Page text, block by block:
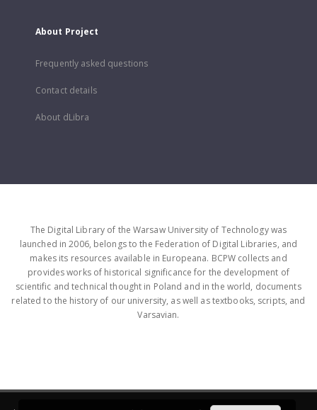
About Project
Frequently asked questions
Contact details
About dLibra
The Digital Library of the Warsaw University of Technology was
launched in 2006, belongs to the Federation of Digital Libraries, and
makes its resources available in Europeana. BCPW collects and
provides works of historical significance for the development of
scientific and technical thought in Poland and in the world, documents
related to the history of our university, as well as textbooks, scripts, and
Varsavian.